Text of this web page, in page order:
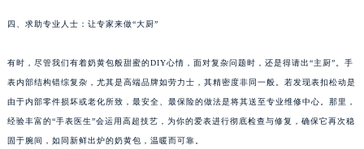
四、求助专业人士：让专家来做“大厨”
有时，尽管我们有着奶黄包般甜蜜的DIY心情，面对复杂问题时，还是得请出“主厨”。手
表内部结构错综复杂，尤其是高端品牌如劳力士，其精密度非同一般。若发现表扣松动是
由于内部零件损坏或老化所致，最安全、最保险的做法是将其送至专业维修中心。那里，
经验丰富的“手表医生”会运用高超技艺，为你的爱表进行彻底检查与修复，确保它再次稳
固于腕间，如同新鲜出炉的奶黄包，温暖而可靠。